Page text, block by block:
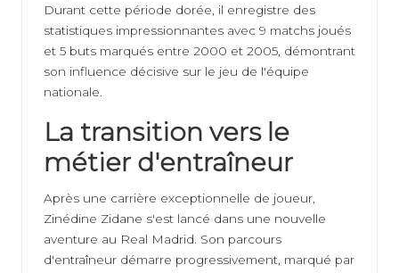
Durant cette période dorée, il enregistre des
statistiques impressionnantes avec 9 matchs joués
et 5 buts marqués entre 2000 et 2005, démontrant
son influence décisive sur le jeu de l'équipe
nationale.
La transition vers le
métier d'entraîneur
Après une carrière exceptionnelle de joueur,
Zinédine Zidane s'est lancé dans une nouvelle
aventure au Real Madrid. Son parcours
d'entraîneur démarre progressivement, marqué par